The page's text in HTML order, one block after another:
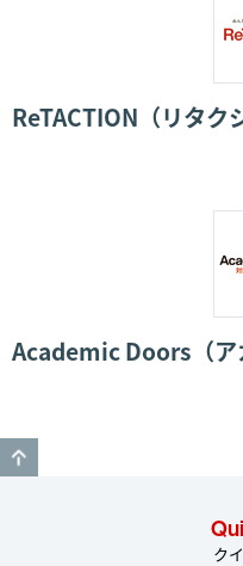
ReTACTION（リタク
Academic Doors（ア
ク